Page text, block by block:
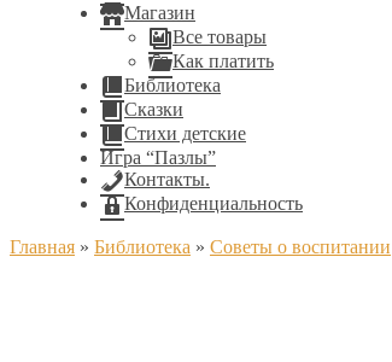
Магазин
Все товары
Как платить
Библиотека
Сказки
Стихи детские
Игра “Пазлы”
Контакты.
Конфиденциальность
Главная » Библиотека » Советы о воспитании